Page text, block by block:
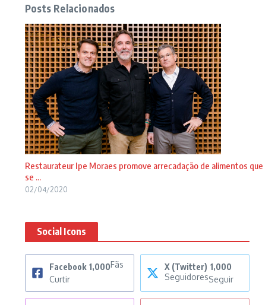
Posts Relacionados
Restaurateur Ipe Moraes promove arrecadação de alimentos que
se ...
02/04/2020
Social Icons
Facebook 1,000Fãs
Curtir
X (Twitter) 1,000
SeguidoresSeguir